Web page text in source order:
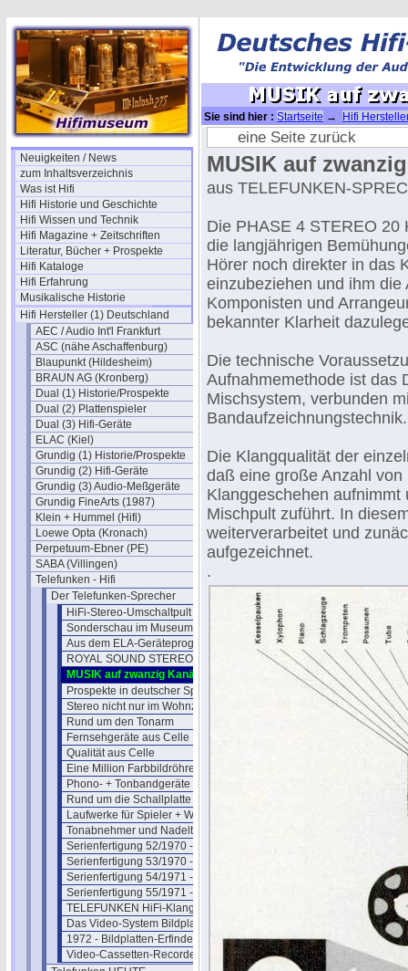
Neuigkeiten / News
zum Inhaltsverzeichnis
Was ist Hifi
Hifi Historie und Geschichte
Hifi Wissen und Technik
Hifi Magazine + Zeitschriften
Literatur, Bücher + Prospekte
Hifi Kataloge
Hifi Erfahrung
Musikalische Historie
Hifi Hersteller (1) Deutschland
AEC / Audio Int'l Frankfurt
ASC (nähe Aschaffenburg)
Blaupunkt (Hildesheim)
BRAUN AG (Kronberg)
Dual (1) Historie/Prospekte
Dual (2) Plattenspieler
Dual (3) Hifi-Geräte
ELAC (Kiel)
Grundig (1) Historie/Prospekte
Grundig (2) Hifi-Geräte
Grundig (3) Audio-Meßgeräte
Grundig FineArts (1987)
Klein + Hummel (Hifi)
Loewe Opta (Kronach)
Perpetuum-Ebner (PE)
SABA (Villingen)
Telefunken - Hifi
Der Telefunken-Sprecher
HiFi-Stereo-Umschaltpult U 250
Sonderschau im Museum Hannover
Aus dem ELA-Geräteprogramm
ROYAL SOUND STEREO-Verfahren
MUSIK auf zwanzig Kanälen
Prospekte in deutscher Sprache
Stereo nicht nur im Wohnzimmer
Rund um den Tonarm
Fernsehgeräte aus Celle
Qualität aus Celle
Eine Million Farbbildröhren
Phono- + Tonbandgeräte aus Berlin
Rund um die Schallplatte (1970)
Laufwerke für Spieler + Wechsler
Tonabnehmer und Nadelträger
Serienfertigung 52/1970 - Thema 1
Serienfertigung 53/1970 - Thema 2
Serienfertigung 54/1971 - Thema 3
Serienfertigung 55/1971 - Thema 4
TELEFUNKEN HiFi-Klangbox TL70
Das Video-System Bildplatte
1972 - Bildplatten-Erfinder geehrt
Video-Cassetten-Recorder VR 40
Sie sind hier : Startseite →
Hifi
Sprecher→ MUSIK auf zwanzig Kanälen
eine Seite zurück
MUSIK auf
aus TELEFUNKEN-
Die PHASE 4 STEREO 20
die langjährigen
Hörer noch direkter in das
einzubeziehen und ihm die
Komponisten und
bekannter Klarheit
Die technische
Aufnahmemethode ist das
Mischsystem, verbunden
Bandaufzeichnungstechnik.
Die Klangqualität der
daß eine große Anzahl
Klanggeschehen
Mischpult zuführt. In
weiterverarbeitet und
aufgezeichnet.
.